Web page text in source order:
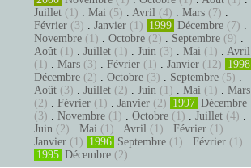
Juillet (1) . Mai (5) . Avril (4) . Mars (7) .
Février (3) . Janvier (1) 1999 Décembre (7) .
Novembre (1) . Octobre (2) . Septembre (9) .
Août (1) . Juillet (1) . Juin (3) . Mai (1) . Avril
(1) . Mars (3) . Février (1) . Janvier (12) 1998
Décembre (2) . Octobre (3) . Septembre (5) .
Août (3) . Juillet (2) . Juin (1) . Mai (1) . Mars
(2) . Février (1) . Janvier (2) 1997 Décembre
(3) . Novembre (1) . Octobre (1) . Juillet (4) .
Juin (2) . Mai (1) . Avril (1) . Février (1) .
Janvier (1) 1996 Septembre (1) . Février (1)
1995 Décembre (2)